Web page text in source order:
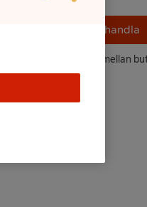
Välj butik och handla
Sortimentet kan variera mellan